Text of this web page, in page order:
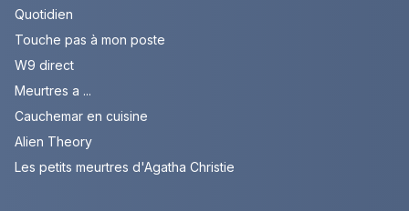
Quotidien
Touche pas à mon poste
W9 direct
Meurtres a ...
Cauchemar en cuisine
Alien Theory
Les petits meurtres d'Agatha Christie